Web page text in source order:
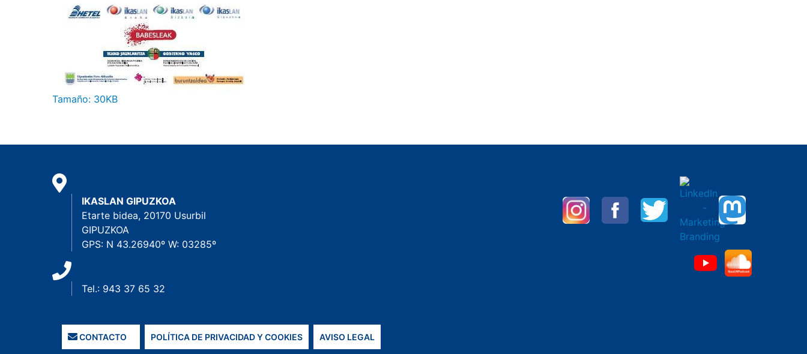
Haga clic aquí para ver la imagen a tamaño completo…
Tamaño: 30KB
IKASLAN GIPUZKOA
Etarte bidea, 20170 Usurbil
GIPUZKOA
GPS: N 43.26940º W: 03285º
Tel.: 943 37 65 32
CONTACTO POLÍTICA DE PRIVACIDAD Y COOKIES AVISO LEGAL